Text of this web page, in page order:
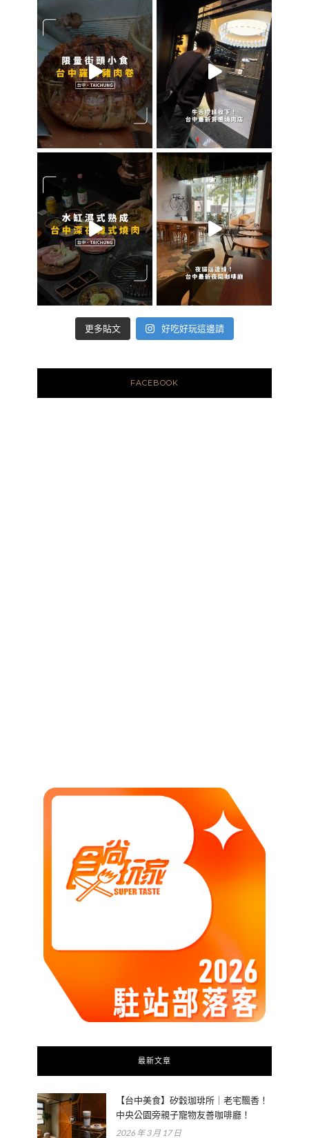
更多貼文 好吃好玩這邊請
FACEBOOK
最新文章
【台中美食】矽穀珈琲所｜老宅飄香！
中央公園旁親子寵物友善咖啡廳！
2026 年 3 月 17 日